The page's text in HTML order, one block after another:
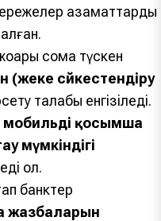
азаматтарды
сома түскен
(жеке сәйкестендіру
талабы енгізіледі.
мобильді қосымша
мүмкіндігі
ол.
банктер
жазбаларын